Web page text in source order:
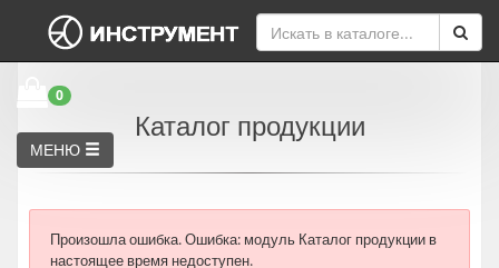
0
МЕНЮ
Каталог продукции
Произошла ошибка.Ошибка: модуль Каталог продукции в
настоящее время недоступен.